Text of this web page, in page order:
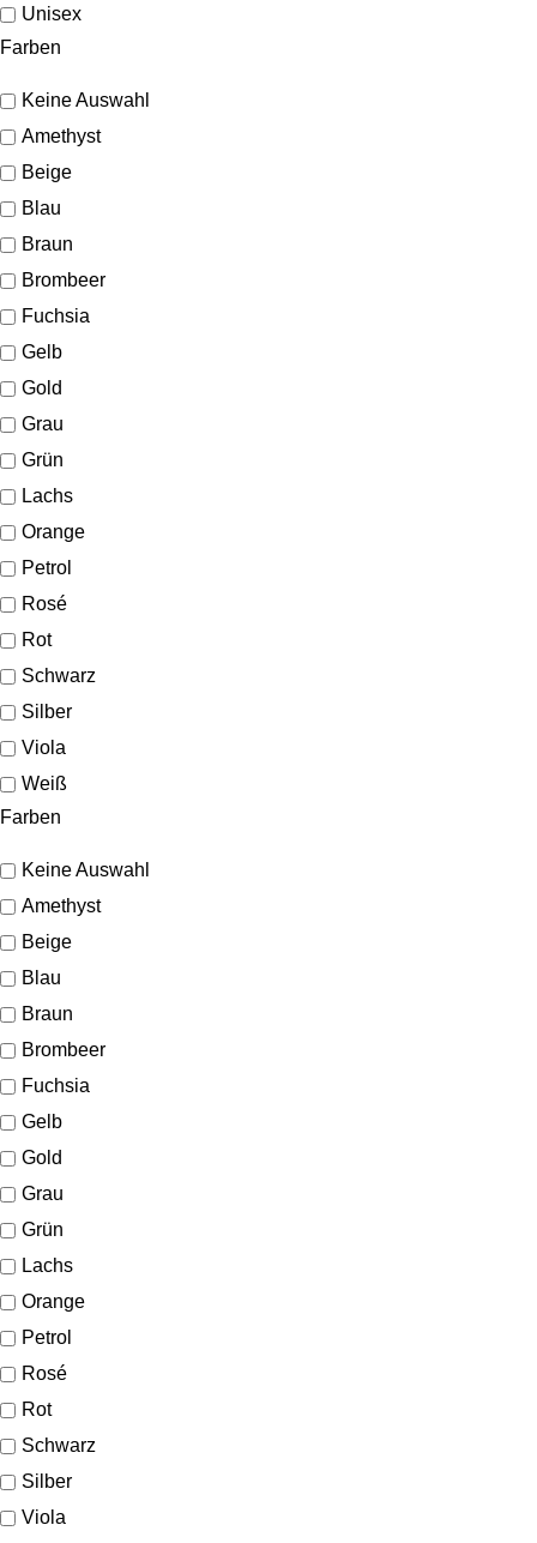
Unisex
Farben
Keine Auswahl
Amethyst
Beige
Blau
Braun
Brombeer
Fuchsia
Gelb
Gold
Grau
Grün
Lachs
Orange
Petrol
Rosé
Rot
Schwarz
Silber
Viola
Weiß
Farben
Keine Auswahl
Amethyst
Beige
Blau
Braun
Brombeer
Fuchsia
Gelb
Gold
Grau
Grün
Lachs
Orange
Petrol
Rosé
Rot
Schwarz
Silber
Viola